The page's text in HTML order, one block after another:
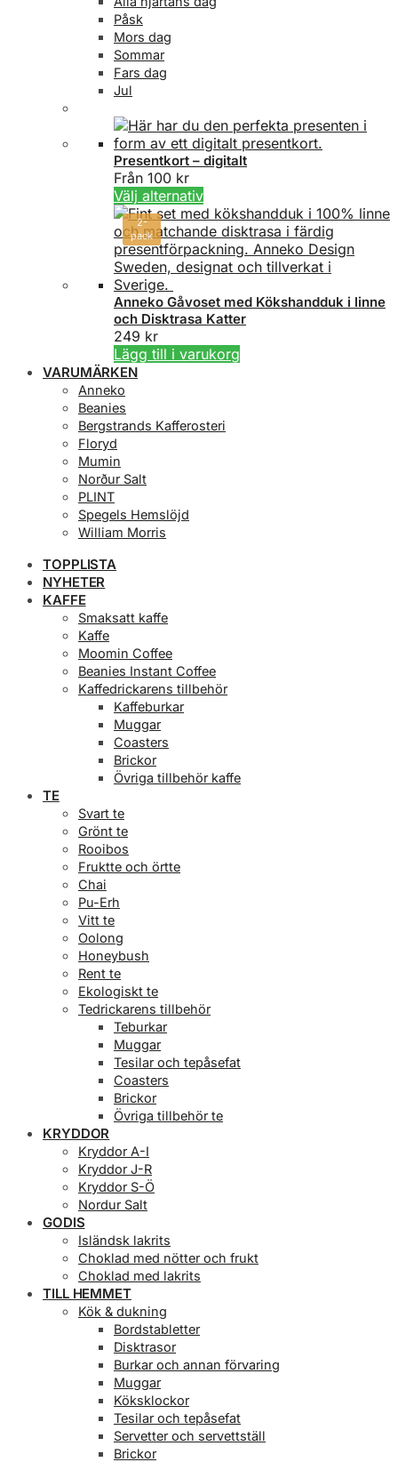
Påsk
Mors dag
Sommar
Fars dag
Jul
Presentkort – digitalt
Från 100 kr
Välj alternativDen
här
produkten
har
flera
De
olika
kan
2-
pack
Anneko Gåvoset med Kökshandduk i linne
och Disktrasa Katter
249 kr
Lägg till i varukorg
VARUMÄRKEN
Anneko
Beanies
Bergstrands Kafferosteri
Floryd
Mumin
Norður Salt
PLINT
Spegels Hemslöjd
William Morris
TOPPLISTA
NYHETER
KAFFE
Smaksatt kaffe
Kaffe
Moomin Coffee
Beanies Instant Coffee
Kaffedrickarens tillbehör
Kaffeburkar
Muggar
Coasters
Brickor
Övriga tillbehör kaffe
TE
Svart te
Grönt te
Rooibos
Fruktte och örtte
Chai
Pu-Erh
Vitt te
Oolong
Honeybush
Rent te
Ekologiskt te
Tedrickarens tillbehör
Teburkar
Muggar
Tesilar och tepåsefat
Coasters
Brickor
Övriga tillbehör te
KRYDDOR
Kryddor A-I
Kryddor J-R
Kryddor S-Ö
Nordur Salt
GODIS
Isländsk lakrits
Choklad med nötter och frukt
Choklad med lakrits
TILL HEMMET
Kök & dukning
Bordstabletter
Disktrasor
Burkar och annan förvaring
Muggar
Köksklockor
Tesilar och tepåsefat
Servetter och servettställ
Brickor